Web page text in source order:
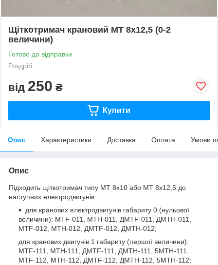
Щіткотримач крановий МТ 8х12,5 (0-2
величини)
Готово до відправки
Роздріб
від 250 ₴
Купити
Опис Характеристики Доставка Оплата Умови
Опис
Підходить щіткотримач типу МТ 8х10 або МТ 8х12,5 до
наступних електродвигунів:
для кранових електродвигунів габариту 0 (нульової
величини): MTF-011, MTH-011, ДMTF-011, ДMTH-011,
MTF-012, MTH-012, ДMTF-012, ДMTH-012;
для кранових двигунів 1 габариту (першої величини):
MTF-111, MTH-111, ДMTF-111, ДMTH-111, 5MTH-111,
MTF-112, MTH-112, ДMTF-112, ДMTH-112, 5MTH-112;